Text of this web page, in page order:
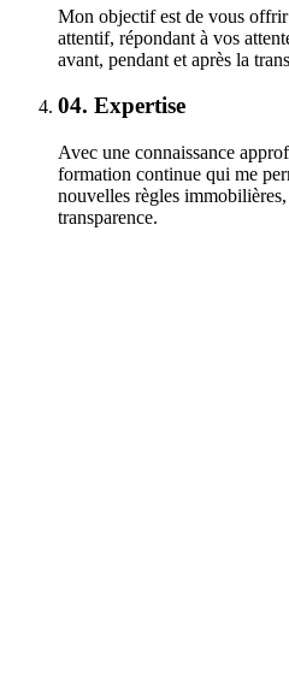
Mon objectif est de vous
attentif, répondant à vos
avant, pendant et après la
04. Expertise
Avec une connaissance
formation continue qui me
nouvelles règles
transparence.